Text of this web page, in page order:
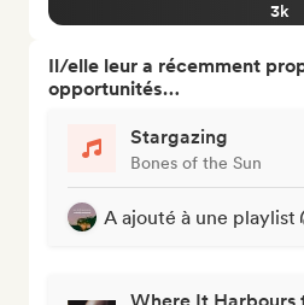
3k
Il/elle leur a récemment
opportunités…
Stargazing
Bones of the Sun
A ajouté à une playlist